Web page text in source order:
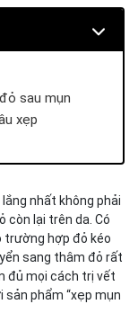
sau mụn
xẹp
xẹp nhanh?
cách
làm sau nặn
để không làm
chỉ sau 1 đêm?
nhất không phải
còn lại trên da. Có
trường hợp đỏ kéo
sang thâm đỏ rất
đủ mọi cách trị vết
phẩm “xẹp mụn